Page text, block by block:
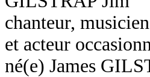
chanteur, musicien
et acteur
né(e) James